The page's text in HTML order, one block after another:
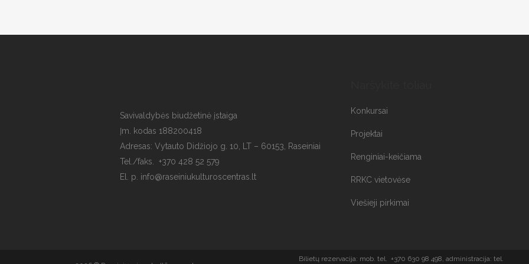
Savivaldybės biudžetinė įstaiga
Įm. kodas 188200418
Adresas: Vytauto Didžiojo g. 10, LT – 60153, Raseiniai
Tel./faks. +370 428 52 579
El. p. info@raseiniukulturoscentras.lt
Konkursai
Projektai
Renginiai-keičiama
RRKC vietovėse
Viešieji pirkimai
Bilietų rezervacija: mob. tel. +370 630 98 498, administracija: tel.